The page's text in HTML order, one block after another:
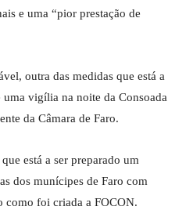
e uma “pior prestação de
outra das medidas que está a
uma vigília na noite da Consoada
da Câmara de Faro.
está a ser preparado um
dos munícipes de Faro com
como foi criada a FOCON.